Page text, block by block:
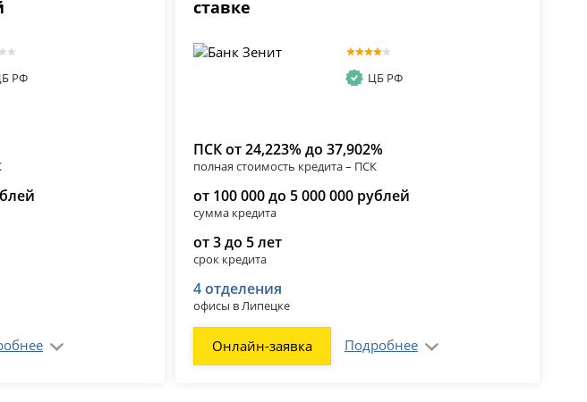
РФ
ставке
ЦБ РФ
ПСК от 24,223% до 37,902%
полная стоимость кредита – ПСК
от 100 000 до 5 000 000 рублей
сумма кредита
от 3 до 5 лет
срок кредита
4 отделения
офисы в Липецке
Онлайн-заявка Подробнее